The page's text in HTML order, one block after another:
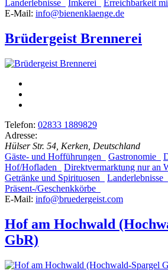
Landerlebnisse Imkerei
Erreichbarkeit
E-Mail: info@bienenklaenge.de
Brüdergeist Brennerei
Telefon: 02833 1889829
Adresse:
Hülser Str. 54, Kerken, Deutschland
Gäste- und Hofführungen
Gastronomie
Hof/Hofladen
Direktvermarktung nur an
Getränke und Spirituosen
Landerlebnisse
Präsent-/Geschenkkörbe
E-Mail: info@bruedergeist.com
Hof am Hochwald
GbR)